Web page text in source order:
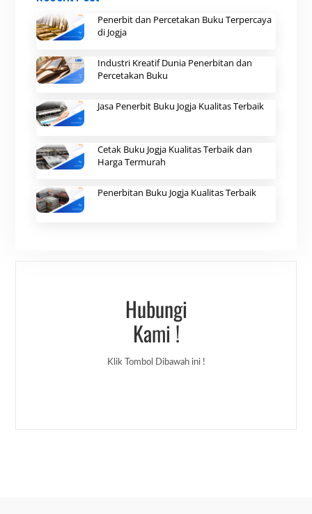
Penerbit dan Percetakan Buku Terpercaya
di Jogja
Industri Kreatif Dunia Penerbitan dan
Percetakan Buku
Jasa Penerbit Buku Jogja Kualitas Terbaik
Cetak Buku Jogja Kualitas Terbaik dan
Harga Termurah
Penerbitan Buku Jogja Kualitas Terbaik
Hubungi
Kami !
Klik Tombol Dibawah ini !